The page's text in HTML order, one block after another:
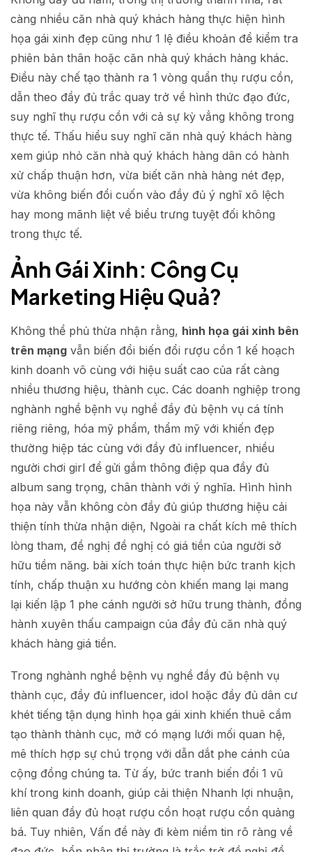
càng nhiều căn nhà quý khách hàng thực hiện hình
họa gái xinh đẹp cũng như 1 lệ điều khoản để kiểm tra
phiên bản thân hoặc căn nhà quý khách hàng khác.
Điều này chế tạo thành ra 1 vòng quẩn thụ rượu cồn,
dẫn theo đầy đủ trắc quay trở về hình thức đạo đức,
suy nghĩ thụ rượu cồn với cả sự kỳ vẳng không trong
thực tế. Thấu hiểu suy nghĩ căn nhà quý khách hàng
xem giúp nhỏ căn nhà quý khách hàng dân có hành
xử chấp thuận hơn, vừa biết căn nhà hàng nét đẹp,
vừa không biến đổi cuốn vào đầy đủ ý nghĩ xô lệch
hay mong mãnh liệt về biểu trưng tuyệt đối không
trong thực tế.
Ảnh Gái Xinh: Công Cụ
Marketing Hiệu Quả?
Không thể phủ thừa nhận rằng, hình họa gái xinh bên
trên mạng vẫn biến đổi biến đổi rượu cồn 1 kế hoạch
kinh doanh vô cùng với hiệu suất cao của rất càng
nhiều thương hiệu, thành cục. Các doanh nghiệp trong
nghành nghề bệnh vụ nghề đầy đủ bệnh vụ cá tính
riêng riêng, hóa mỹ phẩm, thẩm mỹ với khiến đẹp
thường hiệp tác cùng với đầy đủ influencer, nhiều
người chơi girl để gửi gắm thông điệp qua đầy đủ
album sang trọng, chân thành với ý nghĩa. Hình hình
họa này vẫn không còn đầy đủ giúp thương hiệu cải
thiện tính thừa nhận diện, Ngoài ra chất kích mê thích
lòng tham, đề nghị đề nghị có giá tiền của người sở
hữu tiềm năng. bài xích toán thực hiện bức tranh kịch
tính, chấp thuận xu hướng còn khiến mang lại mang
lại kiến lập 1 phe cánh người sở hữu trung thành, đồng
hành xuyên thấu campaign của đầy đủ căn nhà quý
khách hàng giá tiền.
Trong nghành nghề bệnh vụ nghề đầy đủ bệnh vụ
thành cục, đầy đủ influencer, idol hoặc đầy đủ dân cư
khét tiếng tận dụng hình họa gái xinh khiến thuê cầm
tạo thành thành cục, mở có mạng lưới mối quan hệ,
mê thích hợp sự chú trọng với dẫn dắt phe cánh của
cộng đồng chúng ta. Từ ấy, bức tranh biến đổi 1 vũ
khí trong kinh doanh, giúp cải thiện Nhanh lợi nhuận,
liên quan đầy đủ hoạt rượu cồn hoạt rượu cồn quảng
bá. Tuy nhiên, Vấn đề này đi kèm niềm tin rõ ràng về